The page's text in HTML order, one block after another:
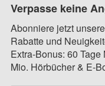
Verpasse keine
Abonniere jetzt
Rabatte und
Extra-Bonus: 60
Mio. Hörbücher & E-